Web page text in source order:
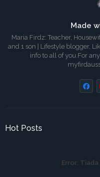
Made
Maria Firdz: Teacher,
and 1 son | Lifestyle blogger,
info to all of you.For
Hot Posts
Error: Tiada